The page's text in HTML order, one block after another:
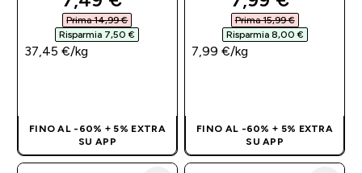
Prima 14,99 €‎
Risparmia 7,50 €‎
37,45 €‎/kg
FINO AL -60% + 5% EXTRA
SU APP
Prima 15,99 €‎
Risparmia 8,00 €‎
7,99 €‎/kg
FINO AL -60% + 5% EXTRA
SU APP